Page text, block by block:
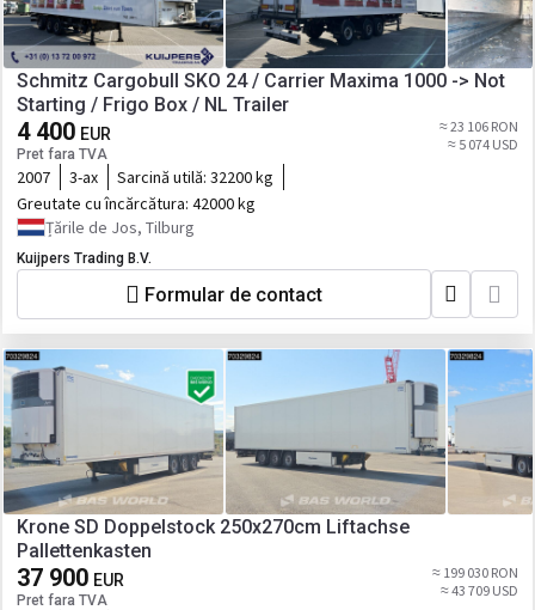
Schmitz Cargobull SKO 24 / Carrier Maxima 1000 -> Not
Starting / Frigo Box / NL Trailer
4 400 EUR
Pret fara TVA
≈ 23 106 RON
≈ 5 074 USD
2007 3-ax Sarcină utilă: 32200 kg
Greutate cu încărcătura: 42000 kg
Țările de Jos, Tilburg
Kuijpers Trading B.V.
Formular de contact
Krone SD Doppelstock 250x270cm Liftachse
Pallettenkasten
37 900 EUR
Pret fara TVA
≈ 199 030 RON
≈ 43 709 USD